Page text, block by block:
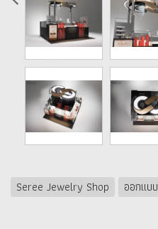
Seree Jewelry Shop ออกแบบ